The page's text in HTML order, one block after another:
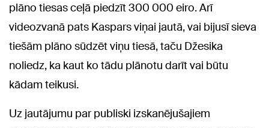
plāno tiesas ceļā piedzīt 300 000 eiro. Arī
videozvanā pats Kaspars viņai jautā, vai bijusī sieva
tiešām plāno sūdzēt viņu tiesā, taču Džesika
noliedz, ka kaut ko tādu plānotu darīt vai būtu
kādam teikusi.
Uz jautājumu par publiski izskanējušajiem